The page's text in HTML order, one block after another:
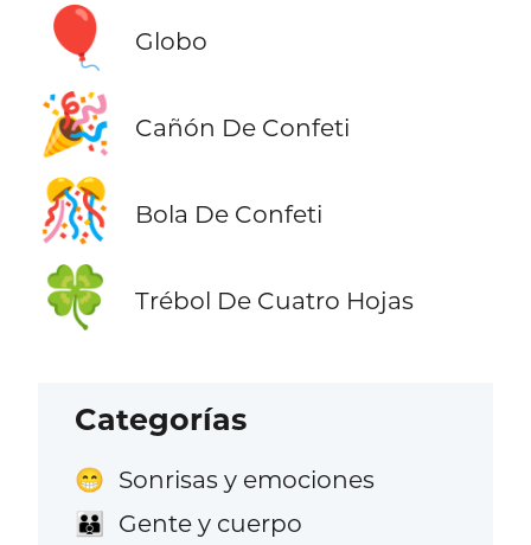
🎈 Globo
🎉 Cañón De Confeti
🎊 Bola De Confeti
🍀 Trébol De Cuatro Hojas
Categorías
😁 Sonrisas y emociones
👪 Gente y cuerpo